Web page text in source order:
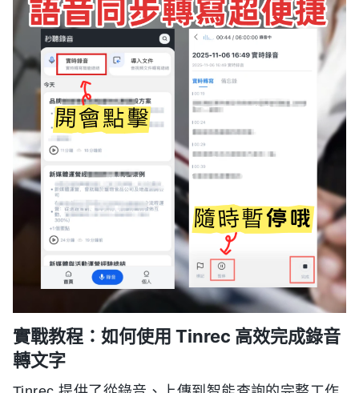
實戰教程：如何使用 Tinrec 高效完成錄音
轉文字